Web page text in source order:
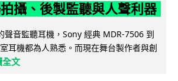
攝、後製監聽與人聲利器
聲音監聽耳機，Sony 經典 MDR-7506 到
耳機都為人熟悉。而現在舞台製作者與創
全文